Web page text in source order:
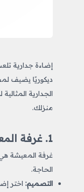
إضاءة جدارية
ديكوريًا يضيف
الجدارية
منزلك.
1. غرفة المعيشة
غرفة المعيشة هي
الحاجة.
التصميم: اختر